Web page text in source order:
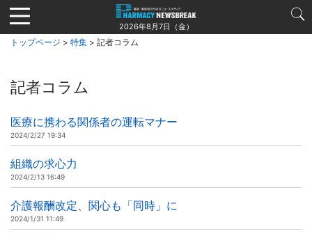
Jump
to
navigation
2026年8月7日（金）
トップページ > 特集 > 記者コラム
記者コラム
医療に携わる関係者の運転マナー
2024/2/27 19:34
組織の求心力
2024/2/13 16:49
介護報酬改定、関心も「同時」に
2024/1/31 11:49